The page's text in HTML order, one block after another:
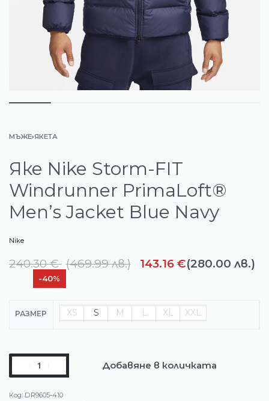
МЪЖЕ›ЯКЕТА
Яке Nike Storm-FIT
Windrunner PrimaLoft®
Men’s Jacket Blue Navy
Nike
240.30€ (469.99лв.) 143.16 €(280.00 лв.)
-40%
РАЗМЕР XS S M L XL XXL
Добавяне в количката
DR9605-410